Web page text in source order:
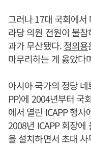
그러나 17대 국회에
라당 의원 전원이 불
과가 무산됐다.정의용
마무리하는 게 옳았다
아시아 국가의 정당
PP)에 2004년부터 국
에서 열린 ICAPP 행
2008년 ICAPP 회장
을 설치하면서 초대